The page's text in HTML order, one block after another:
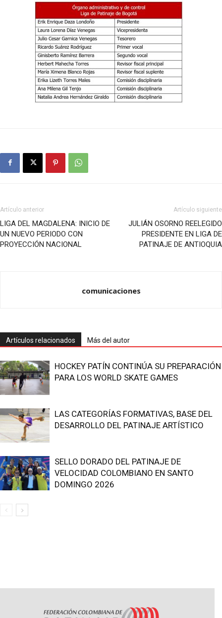
Artículo anterior
LIGA DEL MAGDALENA: INICIO DE
UN NUEVO PERIODO CON
PROYECCIÓN NACIONAL
Artículo siguiente
JULIÁN OSORNO REELEGIDO
PRESIDENTE EN LIGA DE
PATINAJE DE ANTIOQUIA
comunicaciones
Artículos relacionados Más del autor
HOCKEY PATÍN CONTINÚA SU PREPARACIÓN
PARA LOS WORLD SKATE GAMES
LAS CATEGORÍAS FORMATIVAS, BASE DEL
DESARROLLO DEL PATINAJE ARTÍSTICO
SELLO DORADO DEL PATINAJE DE
VELOCIDAD COLOMBIANO EN SANTO
DOMINGO 2026